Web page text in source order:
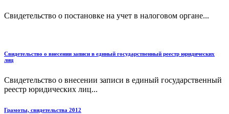
Свидетельство о постановке на учет в налоговом органе...
Свидетельство о внесении записи в единый государственный реестр юридических
лиц
Свидетельство о внесении записи в единый государственный
реестр юридических лиц...
Грамоты, свидетельства 2012